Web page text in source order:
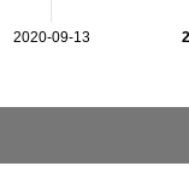
2020-09-13